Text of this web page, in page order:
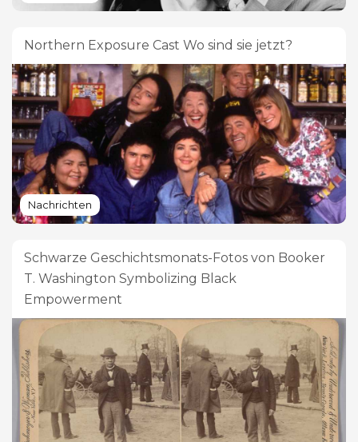
Northern Exposure Cast Wo sind sie jetzt?
Nachrichten
Schwarze Geschichtsmonats-Fotos von Booker
T. Washington Symbolizing Black
Empowerment